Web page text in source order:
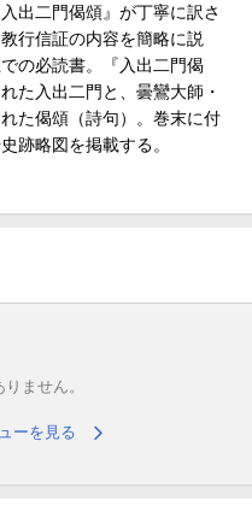
出二門偈頌』が丁寧に訳さ
行信証の内容を簡略に説
の必読書。『入出二門偈
た入出二門と、曇鸞大師・
た偈頌（詩句）。巻末に付
跡略図を掲載する。
ません。
ーを見る